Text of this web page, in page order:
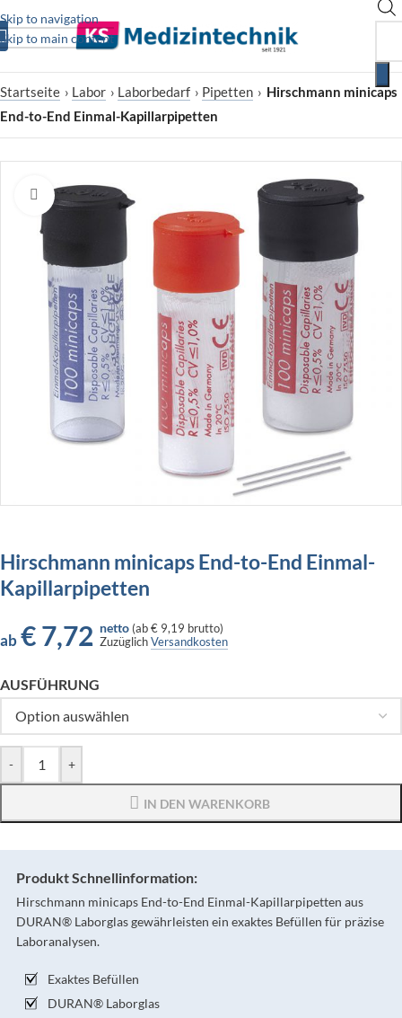
Skip to navigation
Skip to main content
Startseite › Labor › Laborbedarf › Pipetten › Hirschmann minicaps
End-to-End Einmal-Kapillarpipetten
Zum Vergrößern klicken
Hirschmann minicaps End-to-End Einmal-
Kapillarpipetten
ab €7,72 netto (ab€ 9,19 brutto)
ZuzüglichVersandkosten
AUSFÜHRUNG
- +
IN DEN WARENKORB
Produkt Schnellinformation:
Hirschmann minicaps End-to-End Einmal-Kapillarpipetten aus
DURAN® Laborglas gewährleisten ein exaktes Befüllen für präzise
Laboranalysen.
Exaktes Befüllen
DURAN® Laborglas